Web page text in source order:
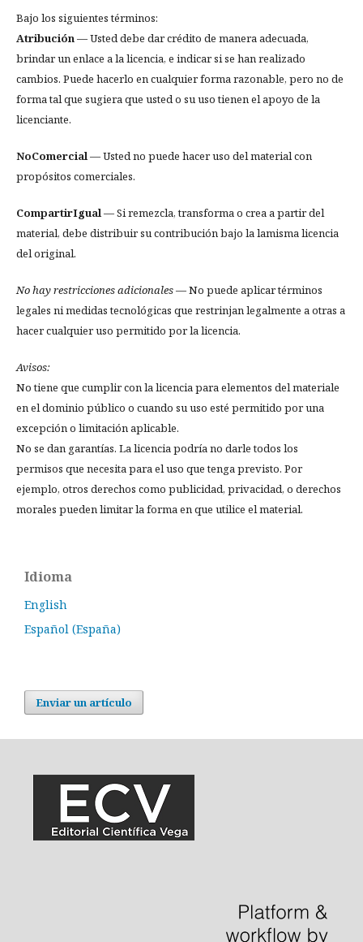
Bajo los siguientes términos:
Atribución— Usted debe dar crédito de manera adecuada,
brindar un enlace a la licencia, e indicar si se han realizado
cambios. Puede hacerlo en cualquier forma razonable, pero no de
forma tal que sugiera que usted o su uso tienen el apoyo de la
licenciante.
NoComercial— Usted no puede hacer uso del material con
propósitos comerciales.
CompartirIgual— Si remezcla, transforma o crea a partir del
material, debe distribuir su contribución bajo la lamisma licencia
del original.
No hay restricciones adicionales— No puede aplicar términos
legales ni medidas tecnológicas que restrinjan legalmente a otras a
hacer cualquier uso permitido por la licencia.
Avisos:
No tiene que cumplir con la licencia para elementos del materiale
en el dominio público o cuando su uso esté permitido por una
excepción o limitación aplicable.
No se dan garantías. La licencia podría no darle todos los
permisos que necesita para el uso que tenga previsto. Por
ejemplo, otros derechos como publicidad, privacidad, o derechos
morales pueden limitar la forma en que utilice el material.
Idioma
English
Español (España)
Enviar un artículo